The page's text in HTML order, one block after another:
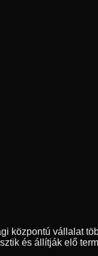
központú vállalat
és állítják elő